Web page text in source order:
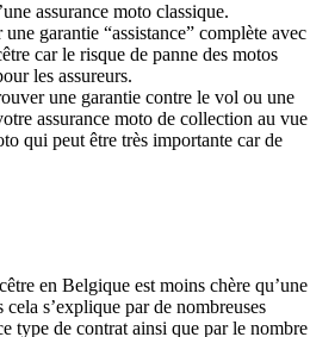
assurance moto classique.
garantie “assistance” complète avec
car le risque de panne des motos
les assureurs.
une garantie contre le vol ou une
assurance moto de collection au vue
qui peut être très importante car de
en Belgique est moins chère qu’une
s’explique par de nombreuses
type de contrat ainsi que par le nombre